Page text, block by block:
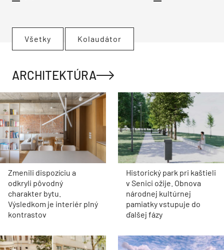
Všetky Kolaudátor
ARCHITEKTÚRA
Zmenili dispozíciu a
odkryli pôvodný
charakter bytu.
Výsledkom je interiér plný
kontrastov
Historický park pri kaštieli
v Senici ožije. Obnova
národnej kultúrnej
pamiatky vstupuje do
ďalšej fázy